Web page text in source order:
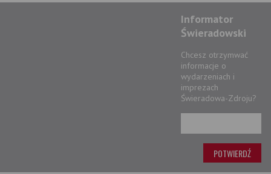
Informator
Świeradowski
Chcesz otrzymwać
informacje o
wydarzeniach i
imprezach
Świeradowa-Zdroju?